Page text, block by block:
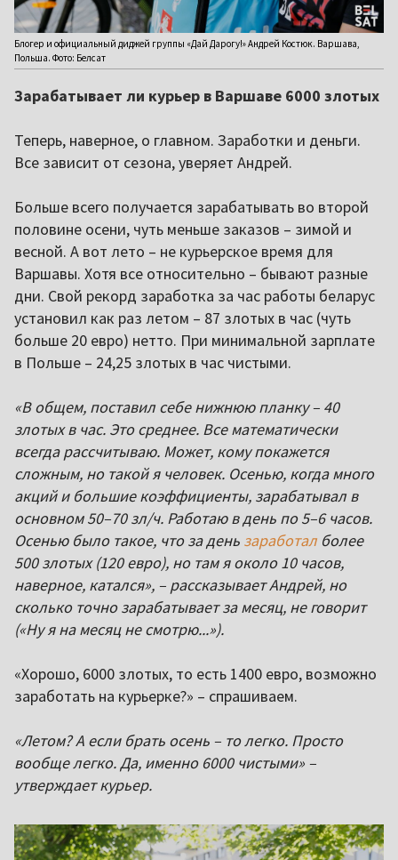
Блогер и официальный диджей группы «Дай Дарогу!» Андрей Костюк. Варшава,
Польша. Фото: Белсат
Зарабатывает ли курьер в Варшаве 6000 злотых
Теперь, наверное, о главном. Заработки и деньги.
Все зависит от сезона, уверяет Андрей.
Больше всего получается зарабатывать во второй
половине осени, чуть меньше заказов – зимой и
весной. А вот лето – не курьерское время для
Варшавы. Хотя все относительно – бывают разные
дни. Свой рекорд заработка за час работы беларус
установил как раз летом – 87 злотых в час (чуть
больше 20 евро) нетто. При минимальной зарплате
в Польше – 24,25 злотых в час чистыми.
«В общем, поставил себе нижнюю планку – 40
злотых в час. Это среднее. Все математически
всегда рассчитываю. Может, кому покажется
сложным, но такой я человек. Осенью, когда много
акций и большие коэффициенты, зарабатывал в
основном 50–70 зл/ч. Работаю в день по 5–6 часов.
Осенью было такое, что за день заработал более
500 злотых (120 евро), но там я около 10 часов,
наверное, катался», – рассказывает Андрей, но
сколько точно зарабатывает за месяц, не говорит
(«Ну я на месяц не смотрю...»).
«Хорошо, 6000 злотых, то есть 1400 евро, возможно
заработать на курьерке?» – спрашиваем.
«Летом? А если брать осень – то легко. Просто
вообще легко. Да, именно 6000 чистыми» –
утверждает курьер.